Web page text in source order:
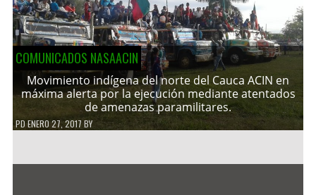
COMUNICADOS NASAACIN
Movimiento indígena del norte del Cauca ACIN en
máxima alerta por la ejecución mediante atentados
de amenazas paramilitares.
PDENERO 27, 2017 BY